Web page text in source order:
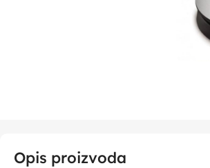
Opis proizvoda